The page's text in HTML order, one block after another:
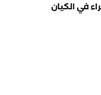
في الكيان